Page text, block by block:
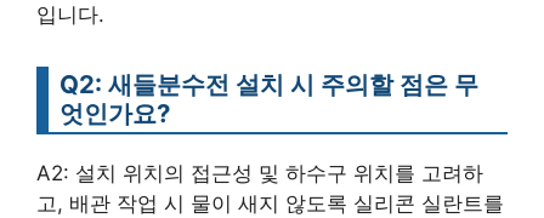
입니다.
Q2: 새들분수전 설치 시 주의할 점은 무
엇인가요?
A2: 설치 위치의 접근성 및 하수구 위치를 고려하
고, 배관 작업 시 물이 새지 않도록 실리콘 실란트를